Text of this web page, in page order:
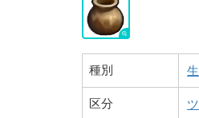
種別
区分